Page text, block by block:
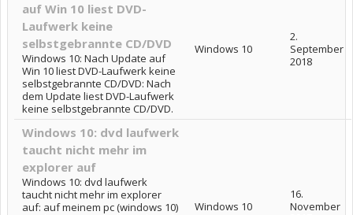
auf Win 10 liest DVD-
Laufwerk keine
selbstgebrannte CD/DVD
Windows 10: Nach Update auf
Win 10 liest DVD-Laufwerk keine
selbstgebrannte CD/DVD: Nach
dem Update liest DVD-Laufwerk
keine selbstgebrannte CD/DVD.
Windows 10
2.
September
2018
Windows 10: dvd laufwerk
taucht nicht mehr im
explorer auf
Windows 10: dvd laufwerk
taucht nicht mehr im explorer
auf: auf meinem pc (windows 10)
Windows 10
16.
November